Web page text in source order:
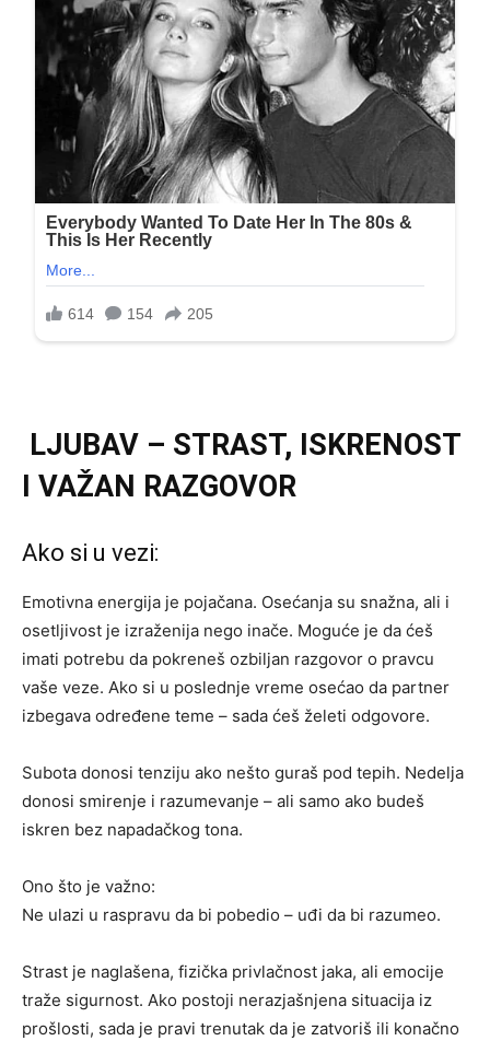
LJUBAV – STRAST, ISKRENOST
I VAŽAN RAZGOVOR
Ako si u vezi:
Emotivna energija je pojačana. Osećanja su snažna, ali i
osetljivost je izraženija nego inače. Moguće je da ćeš
imati potrebu da pokreneš ozbiljan razgovor o pravcu
vaše veze. Ako si u poslednje vreme osećao da partner
izbegava određene teme – sada ćeš želeti odgovore.
Subota donosi tenziju ako nešto guraš pod tepih. Nedelja
donosi smirenje i razumevanje – ali samo ako budeš
iskren bez napadačkog tona.
Ono što je važno:
Ne ulazi u raspravu da bi pobedio – uđi da bi razumeo.
Strast je naglašena, fizička privlačnost jaka, ali emocije
traže sigurnost. Ako postoji nerazjašnjena situacija iz
prošlosti, sada je pravi trenutak da je zatvoriš ili konačno